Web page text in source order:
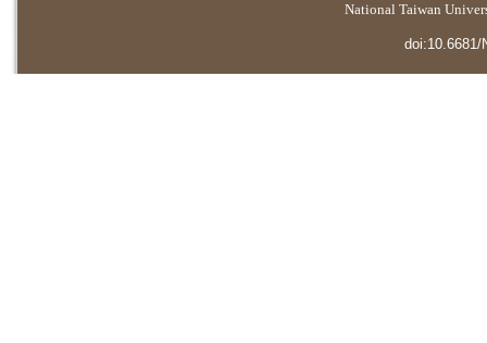
National Taiwan
doi:10.6681/